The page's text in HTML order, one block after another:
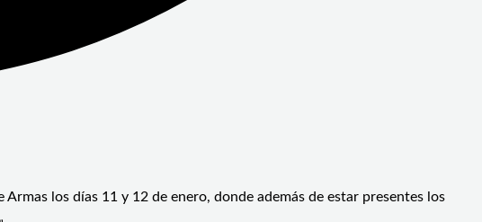
los días 11 y 12 de enero, donde además de estar presentes los